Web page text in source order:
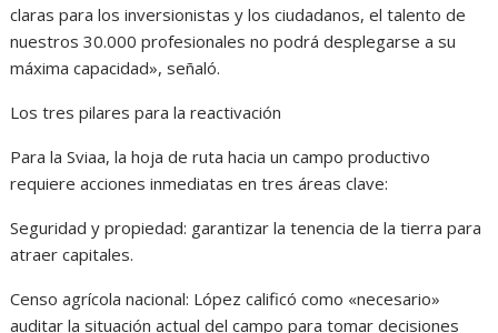
claras para los inversionistas y los ciudadanos, el talento de
nuestros 30.000 profesionales no podrá desplegarse a su
máxima capacidad», señaló.
Los tres pilares para la reactivación
Para la Sviaa, la hoja de ruta hacia un campo productivo
requiere acciones inmediatas en tres áreas clave:
Seguridad y propiedad: garantizar la tenencia de la tierra para
atraer capitales.
Censo agrícola nacional: López calificó como «necesario»
auditar la situación actual del campo para tomar decisiones